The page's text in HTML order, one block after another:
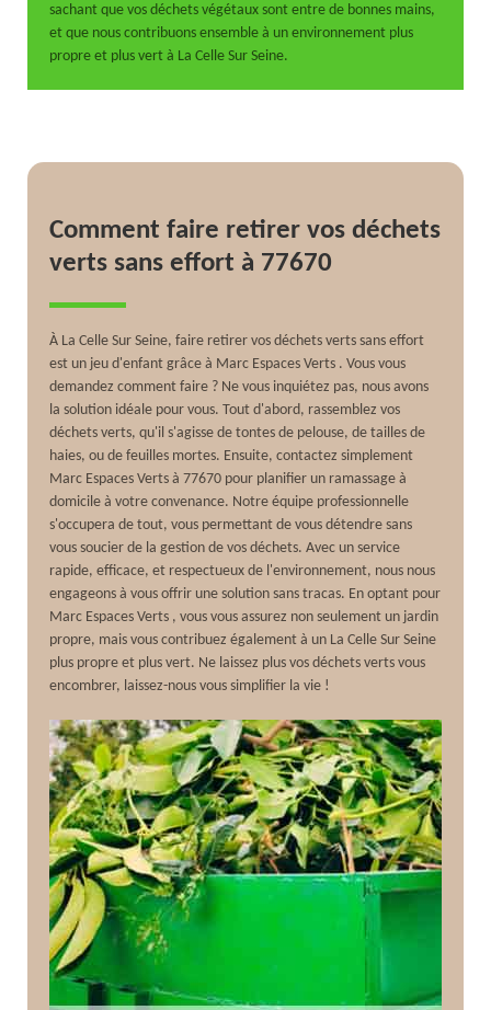
sachant que vos déchets végétaux sont entre de bonnes mains,
et que nous contribuons ensemble à un environnement plus
propre et plus vert à La Celle Sur Seine.
Comment faire retirer vos déchets
verts sans effort à 77670
À La Celle Sur Seine, faire retirer vos déchets verts sans effort
est un jeu d'enfant grâce à Marc Espaces Verts . Vous vous
demandez comment faire ? Ne vous inquiétez pas, nous avons
la solution idéale pour vous. Tout d'abord, rassemblez vos
déchets verts, qu'il s'agisse de tontes de pelouse, de tailles de
haies, ou de feuilles mortes. Ensuite, contactez simplement
Marc Espaces Verts à 77670 pour planifier un ramassage à
domicile à votre convenance. Notre équipe professionnelle
s'occupera de tout, vous permettant de vous détendre sans
vous soucier de la gestion de vos déchets. Avec un service
rapide, efficace, et respectueux de l'environnement, nous nous
engageons à vous offrir une solution sans tracas. En optant pour
Marc Espaces Verts , vous vous assurez non seulement un jardin
propre, mais vous contribuez également à un La Celle Sur Seine
plus propre et plus vert. Ne laissez plus vos déchets verts vous
encombrer, laissez-nous vous simplifier la vie !